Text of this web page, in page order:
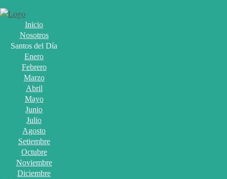
Inicio
Nosotros
Santos del Día
Enero
Febrero
Marzo
Abril
Mayo
Junio
Julio
Agosto
Setiembre
Octubre
Noviembre
Diciembre